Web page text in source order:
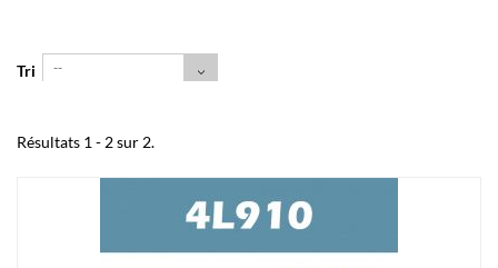
Tri --
Résultats 1 - 2 sur 2.